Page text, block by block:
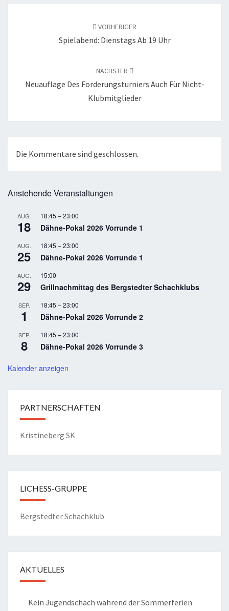
VORHERIGER
Spielabend: Dienstags Ab 19 Uhr
NÄCHSTER
Neuauflage Des Forderungsturniers Auch Für Nicht-
Klubmitglieder
Die Kommentare sind geschlossen.
Anstehende Veranstaltungen
AUG.
18
18:45 –23:00
Dähne-Pokal 2026 Vorrunde 1
AUG.
25
18:45 –23:00
Dähne-Pokal 2026 Vorrunde 1
AUG.
29
15:00
Grillnachmittag des Bergstedter Schachklubs
SEP.
1
18:45 –23:00
Dähne-Pokal 2026 Vorrunde 2
SEP.
8
18:45 –23:00
Dähne-Pokal 2026 Vorrunde 3
Kalender anzeigen
PARTNERSCHAFTEN
Kristineberg SK
LICHESS-GRUPPE
Bergstedter Schachklub
AKTUELLES
Kein Jugendschach während der Sommerferien